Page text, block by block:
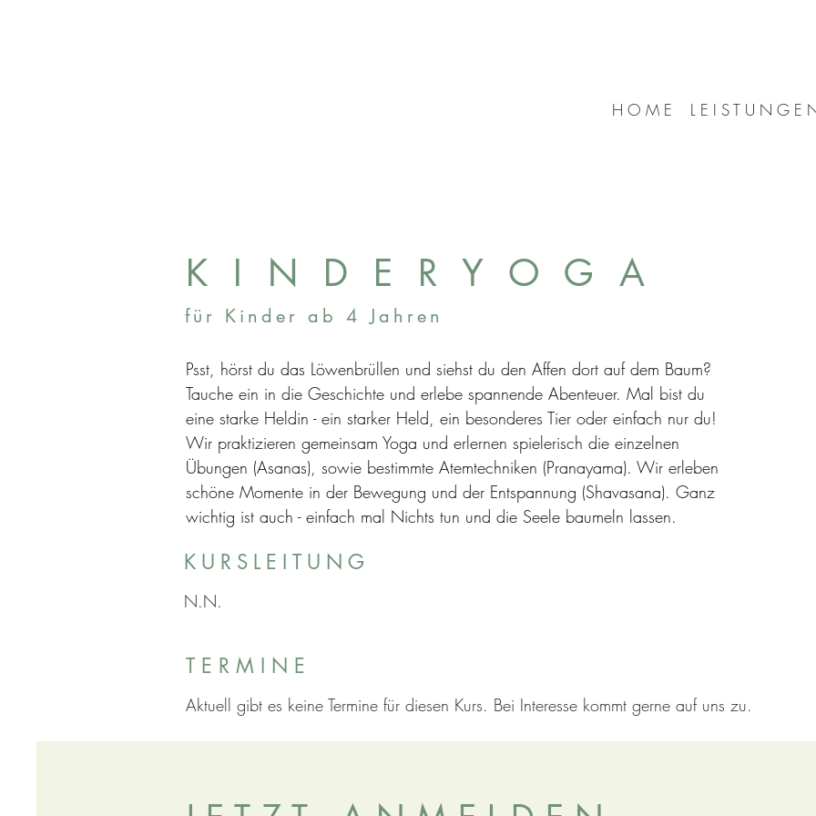
H O M E L E I S T U N G E
K I N D E R Y O G A
für Kinder ab 4 Jahren
Psst, hörst du das Löwenbrüllen und siehst du den Affen dort auf dem Baum?
Tauche ein in die Geschichte und erlebe spannende Abenteuer. Mal bist du
eine starke Heldin - ein starker Held, ein besonderes Tier oder einfach nur du!
Wir praktizieren gemeinsam Yoga und erlernen spielerisch die einzelnen
Übungen (Asanas), sowie bestimmte Atemtechniken (Pranayama). Wir erleben
schöne Momente in der Bewegung und der Entspannung (Shavasana). Ganz
wichtig ist auch - einfach mal Nichts tun und die Seele baumeln lassen.
KURSLEITUNG
T E R M I N E
N.N.
Aktuell gibt es keine Termine für diesen Kurs. Bei Interesse kommt gerne auf uns zu.